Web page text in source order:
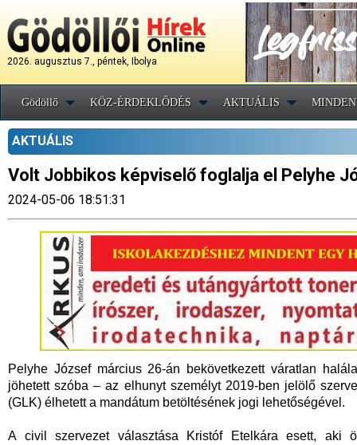
2026. augusztus 7., péntek, Ibolya
Gödöllő KÖZ-ÉRDEKLŐDÉS AKTUÁLIS
AKTUÁLIS
Volt Jobbikos képviselő foglalja el Pelyhe
2024-05-06 18:51:31
Pelyhe József március 26-án bekövetkezett váratlan
jöhetett szóba – az elhunyt személyt 2019-ben jelölő
(GLK) élhetett a mandátum betöltésének jogi lehetőségével.
A civil szervezet választása Kristóf Etelkára esett, aki